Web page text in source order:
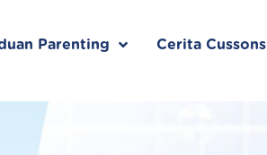
Parenting Cerita Cussons